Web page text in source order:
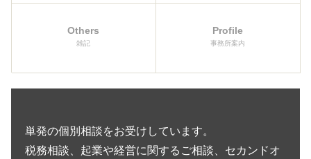
Others
雑記
Profile
事務所案内
単発の個別相談をお受けしています。
税務相談、起業や経営に関するご相談、セカンドオ